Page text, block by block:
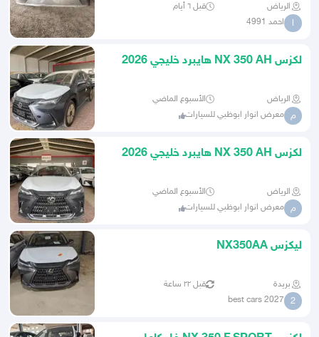
الرياض قبل ٦ أيام
ا احمد 4991
لكزس NX 350 AH هايبرد خليجي 2026
الرياض الأسبوع الماضي
م معرض انوار ابوظبي للسيارات
لكزس NX 350 AH هايبرد خليجي 2026
الرياض الأسبوع الماضي
م معرض انوار ابوظبي للسيارات
ليكزس NX350AA
بريدة قبل ٢٢ ساعة
2
2027 best cars